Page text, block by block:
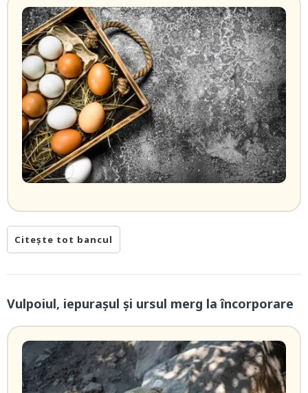
Citește tot bancul
Vulpoiul, iepuraşul şi ursul merg la încorporare